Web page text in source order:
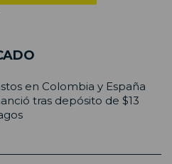
en Colombia y España
tras depósito de $13